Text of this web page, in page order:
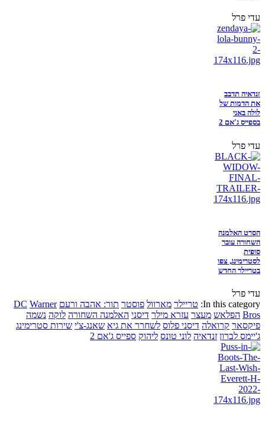
עדי פרל
זנדאיה תדבב
את הדמות של
לולה באני
בספייס ג'אם 2
עדי פרל
הסרט האלמנה
השחורה עובר
סופית
לסטרימינג, צפו
בטריילר החדש
עדי פרל
In this category: טריילר מארוול פוסטר תור: אהבה ורעם DC Warner
Bros הפלאש מעצר עזרא מילר דיסני האלמנה השחורה לוקה נשמה
פיקסאר קרואלה דיסני פלוס לשחרר את גיא שאנג-צ'י שירות סטרימינג
ג'יימס לברון זנדאיה לוני טונס ליהוק ספייס ג'אם 2